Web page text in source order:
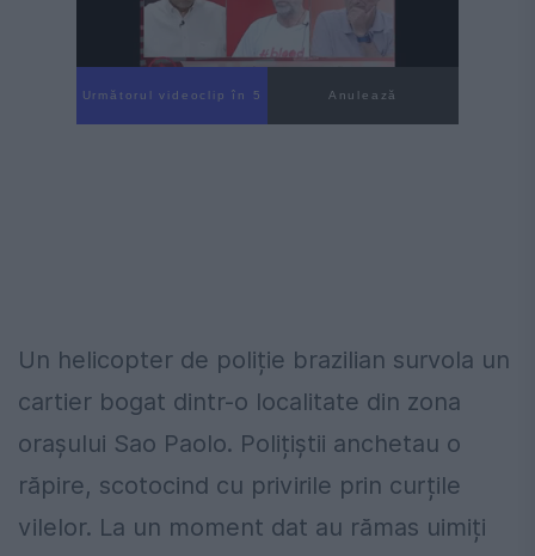
Următorul videoclip în 4 Anulează
Un helicopter de poliție brazilian survola un
cartier bogat dintr-o localitate din zona
orașului Sao Paolo. Polițiștii anchetau o
răpire, scotocind cu privirile prin curțile
vilelor. La un moment dat au rămas uimiți